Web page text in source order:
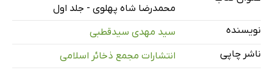
کتاب حاضر
روزنامه آفتاب شرق
تقریظ ادبی
محمدرضا شاه پهلوی - جلد اول
نویسنده
سید مهدی سیدقطبی
ناشر چاپی
انتشارات مجمع ذخائر اسلامی